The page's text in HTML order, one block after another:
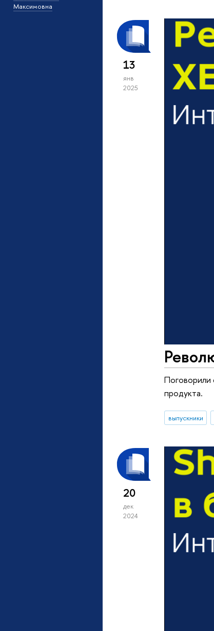
Максимовна
13
янв
2025
Поговорили
продукта.
выпускники
20
дек
2024